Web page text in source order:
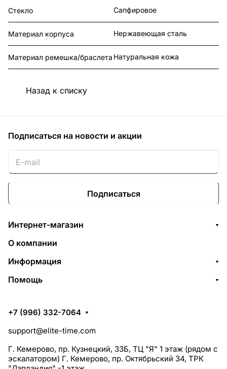
Стекло Сапфировое
Материал корпуса Нержавеющая сталь
Материал ремешка/браслета Натуральная кожа
Назад к списку
Подписаться на новости и акции
Подписаться
Интернет-магазин
О компании
Информация
Помощь
+7 (996) 332-7064
support@elite-time.com
Г. Кемерово, пр. Кузнецкий, 33Б, ТЦ "Я" 1 этаж (рядом с
эскалатором) Г. Кемерово, пр. Октябрьский 34, ТРК